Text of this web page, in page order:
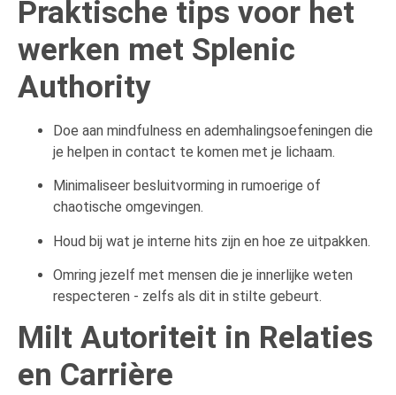
Praktische tips voor het
werken met Splenic
Authority
Doe aan mindfulness en ademhalingsoefeningen die
je helpen in contact te komen met je lichaam.
Minimaliseer besluitvorming in rumoerige of
chaotische omgevingen.
Houd bij wat je interne hits zijn en hoe ze uitpakken.
Omring jezelf met mensen die je innerlijke weten
respecteren - zelfs als dit in stilte gebeurt.
Milt Autoriteit in Relaties
en Carrière